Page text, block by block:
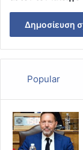
Popular